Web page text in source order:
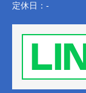
定休日： -